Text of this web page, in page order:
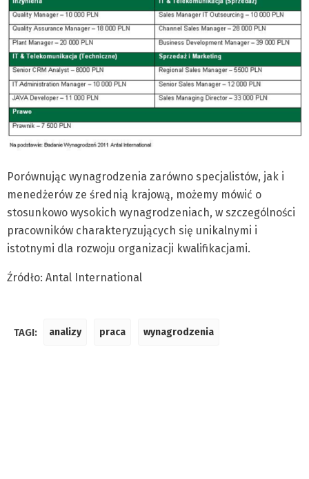
Porównując wynagrodzenia zarówno specjalistów, jak i
menedżerów ze średnią krajową, możemy mówić o
stosunkowo wysokich wynagrodzeniach, w szczególności
pracowników charakteryzujących się unikalnymi i
istotnymi dla rozwoju organizacji kwalifikacjami.
Źródło: Antal International
TAGI: analizy praca wynagrodzenia